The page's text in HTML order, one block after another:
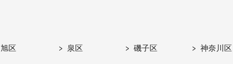
旭区 泉区 磯子区 神奈川区